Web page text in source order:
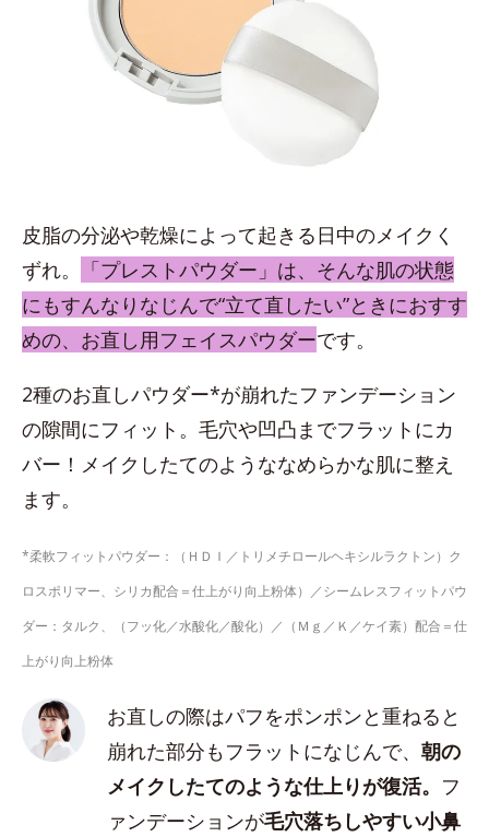
皮脂の分泌や乾燥によって起きる日中のメイクく
ずれ。
「プレストパウダー」は、そんな肌の状態
にもすんなりなじんで“立て直したい”ときにおすす
めの、お直し用フェイスパウダーです。
2種のお直しパウダー*が崩れたファンデーション
の隙間にフィット。毛穴や凹凸までフラットにカ
バー！メイクしたてのようななめらかな肌に整え
ます。
*柔軟フィットパウダー：（ＨＤＩ／トリメチロールヘキシルラクトン）ク
ロスポリマー、シリカ配合＝仕上がり向上粉体）／シームレスフィットパウ
ダー：タルク、（フッ化／水酸化／酸化）／（Ｍｇ／Ｋ／ケイ素）配合＝仕
上がり向上粉体
お直しの際はパフをポンポンと重ねると
崩れた部分もフラットになじんで、朝の
メイクしたてのような仕上りが復活。 フ
ァンデーションが毛穴落ちしやすい小鼻